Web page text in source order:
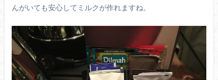
んがいても安心してミルクが作れますね。